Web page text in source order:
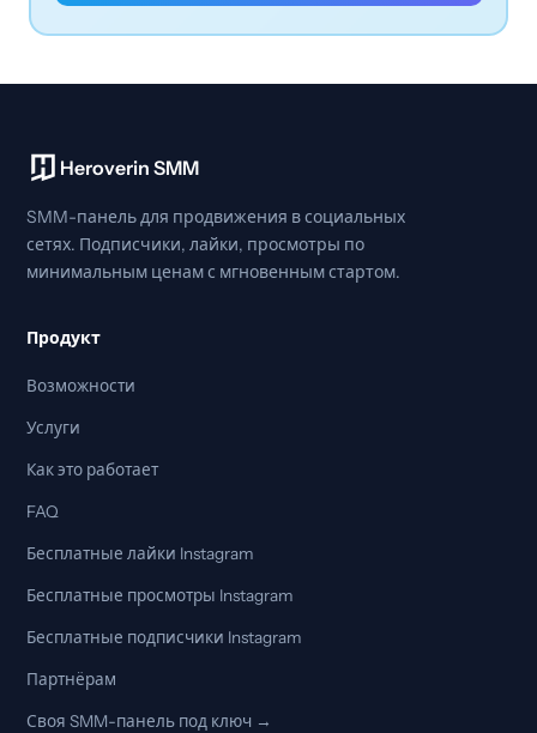
Heroverin SMM
SMM-панель для продвижения в социальных
сетях. Подписчики, лайки, просмотры по
минимальным ценам с мгновенным стартом.
Продукт
Возможности
Услуги
Как это работает
FAQ
Бесплатные лайки Instagram
Бесплатные просмотры Instagram
Бесплатные подписчики Instagram
Партнёрам
Своя SMM-панель под ключ →